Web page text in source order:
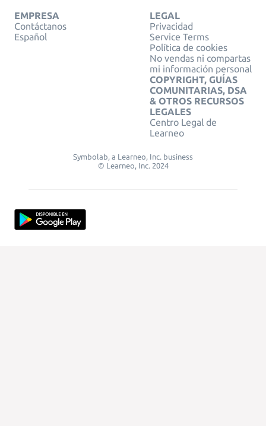
EMPRESA
Contáctanos
Español
LEGAL
Privacidad
Service Terms
Política de cookies
No vendas ni compartas
mi información personal
COPYRIGHT, GUÍAS
COMUNITARIAS, DSA
& OTROS RECURSOS
LEGALES
Centro Legal de
Learneo
Symbolab, a Learneo, Inc. business
© Learneo, Inc. 2024